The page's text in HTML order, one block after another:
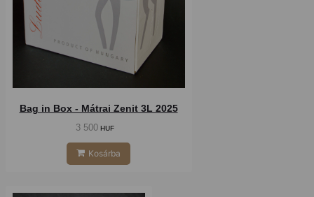
Bag in Box - Mátrai Zenit 3L 2025
3 500 HUF
Kosárba